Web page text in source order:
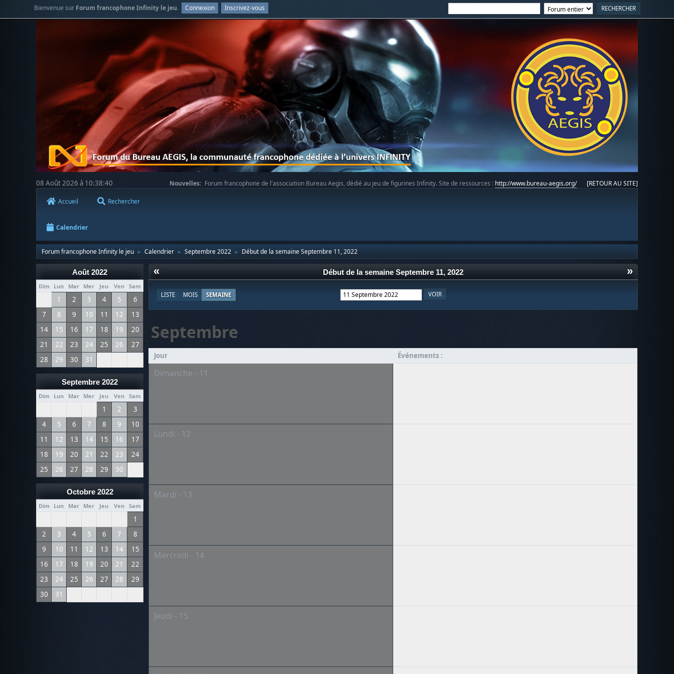
Bienvenue sur Forum francophone Infinity le jeu. Connexion Inscrivez-vous
[RETOUR AU SITE]
08 Août 2026 à 10:38:40 Nouvelles: Forum francophone de l'association Bureau Aegis, dédié au jeu de figurines Infinity. Site de ressources : http://www.bureau-aegis.org/
Accueil Rechercher
Calendrier
Forum francophone Infinity le jeu ► Calendrier ► Septembre 2022 ► Début de la semaine Septembre 11, 2022
Août 2022
Dim Lun Mar Mer Jeu Ven Sam
1 2 3 4 5
6
7
8 9 10 11 12
13
14
15 16 17 18 19
20
21
22 23 24 25 26
27
28
29 30 31
Septembre 2022
Dim Lun Mar Mer Jeu Ven Sam
1 2
3
4
5 6 7 8 9
10
11
12 13 14 15 16
17
18
19 20 21 22 23
24
25
26 27 28 29 30
Octobre 2022
Dim Lun Mar Mer Jeu Ven Sam
1
2
3 4 5 6 7
8
9
10 11 12 13 14
15
16
17 18 19 20 21
22
23
24 25 26 27 28
29
30
31
« »
Début de la semaine Septembre 11, 2022
LISTE MOIS SEMAINE
Septembre
Jour Événements :
Dimanche - 11
Lundi - 12
Mardi - 13
Mercredi - 14
Jeudi - 15